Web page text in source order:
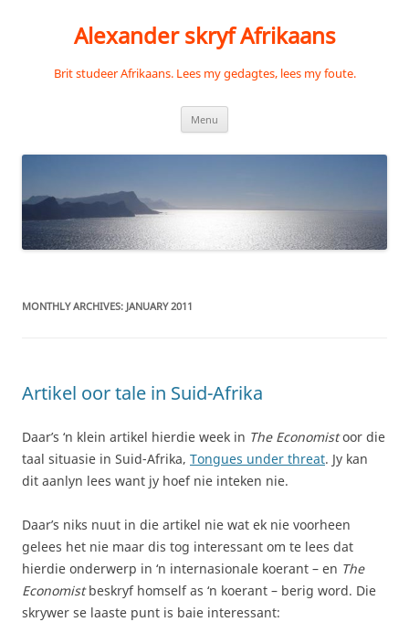
Alexander skryf Afrikaans
Brit studeer Afrikaans. Lees my gedagtes, lees my foute.
Menu
MONTHLY ARCHIVES: JANUARY 2011
Artikel oor tale in Suid-Afrika
Daar’s ‘n klein artikel hierdie week in The Economistoor die
taal situasie in Suid-Afrika, Tongues under threat. Jy kan
dit aanlyn lees want jy hoef nie inteken nie.
Daar’s niks nuut in die artikel nie wat ek nie voorheen
gelees het nie maar dis tog interessant om te lees dat
hierdie onderwerp in ‘n internasionale koerant – en The
Economistbeskryf homself as ‘n koerant – berig word. Die
skrywer se laaste punt is baie interessant: